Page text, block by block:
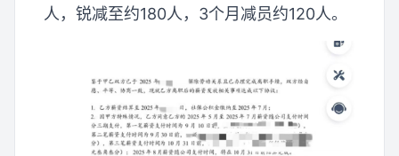
人，锐减至约180人，3个月减员约120人。